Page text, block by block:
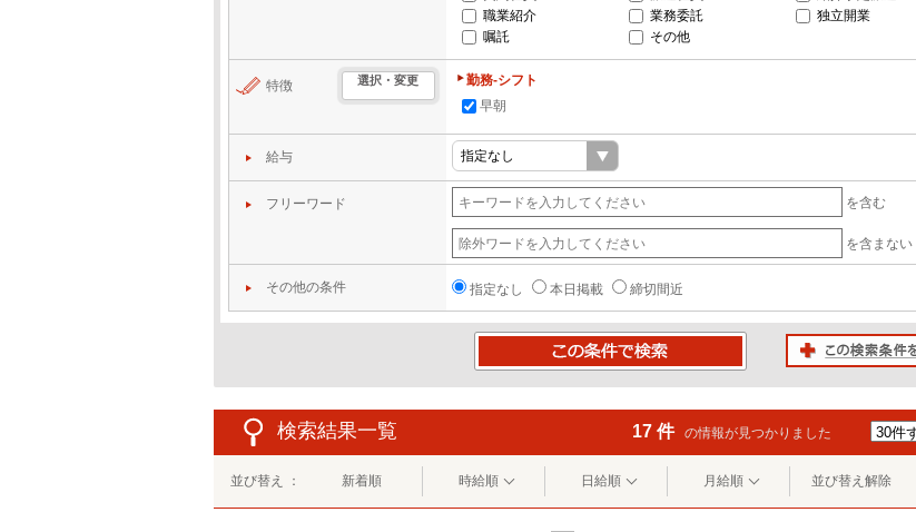
職業紹介
業務委託
独立開業
嘱託
その他
特徴 選択・変更
勤務-シフト
早朝
給与
フリーワード を含む
を含まない
その他の条件 指定なし 本日掲載 締切間近
検索結果一覧 17 件 の情報が見つかりました
並び替え ： 新着順 時給順 日給順 月給順 並び替え解除